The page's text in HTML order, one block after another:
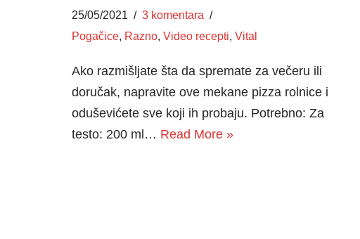
25/05/2021
3 komentara
Pogačice, Razno, Video recepti, Vital
Ako razmišljate šta da spremate za večeru ili
doručak, napravite ove mekane pizza rolnice i
oduševićete sve koji ih probaju. Potrebno: Za
testo: 200 ml… Read More »